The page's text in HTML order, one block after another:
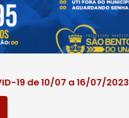
19 de 10/07 a 16/07/2023